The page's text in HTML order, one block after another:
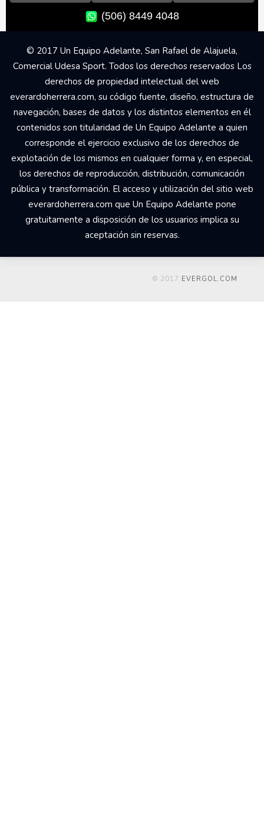
(506) 8449 4048
© 2017 Un Equipo Adelante, San Rafael de Alajuela,
Comercial Udesa Sport. Todos los derechos reservados Los
derechos de propiedad intelectual del web
everardoherrera.com, su código fuente, diseño, estructura de
navegación, bases de datos y los distintos elementos en él
contenidos son titularidad de Un Equipo Adelante a quien
corresponde el ejercicio exclusivo de los derechos de
explotación de los mismos en cualquier forma y, en especial,
los derechos de reproducción, distribución, comunicación
pública y transformación. El acceso y utilización del sitio web
everardoherrera.com que Un Equipo Adelante pone
gratuitamente a disposición de los usuarios implica su
aceptación sin reservas.
© 2017 EVERGOL.COM